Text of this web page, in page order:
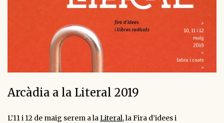
Arcàdia a la Literal 2019
L’11 i 12 de maig serem a la Literal, la Fira d’idees i